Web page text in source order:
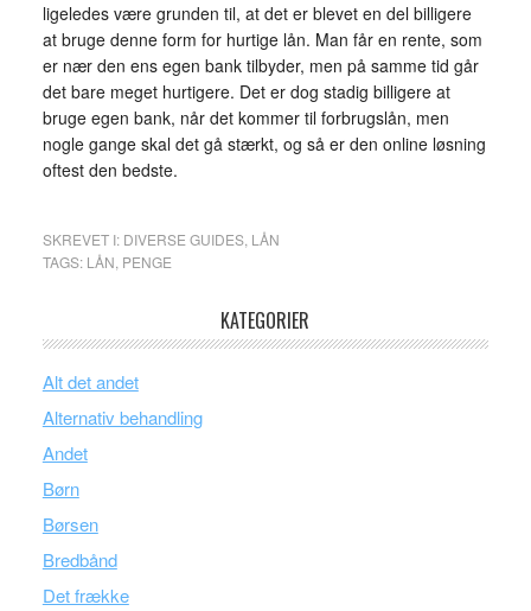
ligeledes være grunden til, at det er blevet en del billigere
at bruge denne form for hurtige lån. Man får en rente, som
er nær den ens egen bank tilbyder, men på samme tid går
det bare meget hurtigere. Det er dog stadig billigere at
bruge egen bank, når det kommer til forbrugslån, men
nogle gange skal det gå stærkt, og så er den online løsning
oftest den bedste.
SKREVET I: DIVERSE GUIDES, LÅN
TAGS: LÅN PENGE
KATEGORIER
Alt det andet
Alternativ behandling
Andet
Børn
Børsen
Bredbånd
Det frække